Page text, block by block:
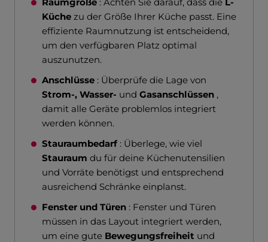
Küche zu der Größe Ihrer Küche passt. Eine
effiziente Raumnutzung ist entscheidend,
um den verfügbaren Platz optimal
auszunutzen.
Anschlüsse : Überprüfe die Lage von
Strom-, Wasser- und Gasanschlüssen ,
damit alle Geräte problemlos integriert
werden können.
Stauraumbedarf : Überlege, wie viel
Stauraum du für deine Küchenutensilien
und Vorräte benötigst und entsprechend
ausreichend Schränke einplanst.
Fenster und Türen : Fenster und Türen
müssen in das Layout integriert werden,
um eine gute Bewegungsfreiheit und